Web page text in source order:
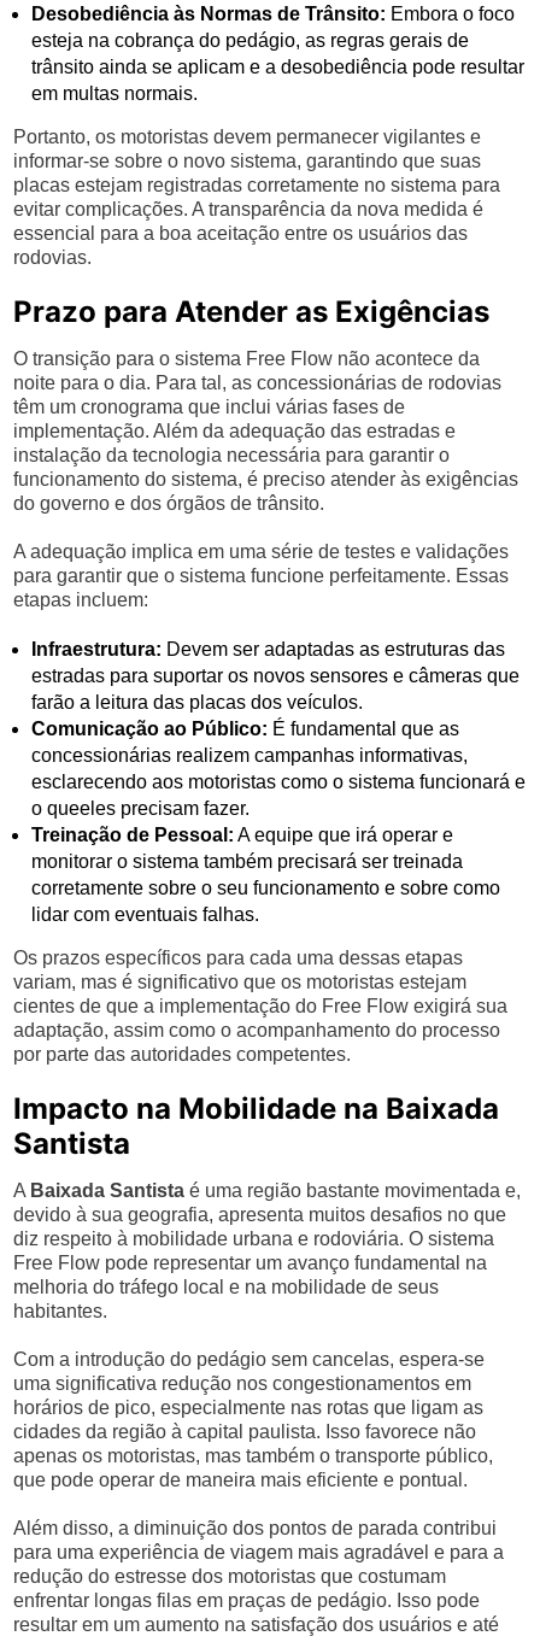
Desobediência às Normas de Trânsito: Embora o foco
esteja na cobrança do pedágio, as regras gerais de
trânsito ainda se aplicam e a desobediência pode resultar
em multas normais.
Portanto, os motoristas devem permanecer vigilantes e
informar-se sobre o novo sistema, garantindo que suas
placas estejam registradas corretamente no sistema para
evitar complicações. A transparência da nova medida é
essencial para a boa aceitação entre os usuários das
rodovias.
Prazo para Atender as Exigências
O transição para o sistema Free Flow não acontece da
noite para o dia. Para tal, as concessionárias de rodovias
têm um cronograma que inclui várias fases de
implementação. Além da adequação das estradas e
instalação da tecnologia necessária para garantir o
funcionamento do sistema, é preciso atender às exigências
do governo e dos órgãos de trânsito.
A adequação implica em uma série de testes e validações
para garantir que o sistema funcione perfeitamente. Essas
etapas incluem:
Infraestrutura: Devem ser adaptadas as estruturas das
estradas para suportar os novos sensores e câmeras que
farão a leitura das placas dos veículos.
Comunicação ao Público: É fundamental que as
concessionárias realizem campanhas informativas,
esclarecendo aos motoristas como o sistema funcionará e
o queeles precisam fazer.
Treinação de Pessoal: A equipe que irá operar e
monitorar o sistema também precisará ser treinada
corretamente sobre o seu funcionamento e sobre como
lidar com eventuais falhas.
Os prazos específicos para cada uma dessas etapas
variam, mas é significativo que os motoristas estejam
cientes de que a implementação do Free Flow exigirá sua
adaptação, assim como o acompanhamento do processo
por parte das autoridades competentes.
Impacto na Mobilidade na Baixada
Santista
A Baixada Santista é uma região bastante movimentada e,
devido à sua geografia, apresenta muitos desafios no que
diz respeito à mobilidade urbana e rodoviária. O sistema
Free Flow pode representar um avanço fundamental na
melhoria do tráfego local e na mobilidade de seus
habitantes.
Com a introdução do pedágio sem cancelas, espera-se
uma significativa redução nos congestionamentos em
horários de pico, especialmente nas rotas que ligam as
cidades da região à capital paulista. Isso favorece não
apenas os motoristas, mas também o transporte público,
que pode operar de maneira mais eficiente e pontual.
Além disso, a diminuição dos pontos de parada contribui
para uma experiência de viagem mais agradável e para a
redução do estresse dos motoristas que costumam
enfrentar longas filas em praças de pedágio. Isso pode
resultar em um aumento na satisfação dos usuários e até